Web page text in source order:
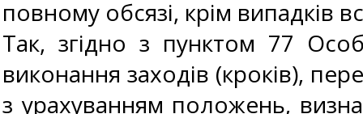
повному обсязі, крім випадків
Так, згідно з пунктом 77
виконання заходів (кроків),
з урахуванням положень,